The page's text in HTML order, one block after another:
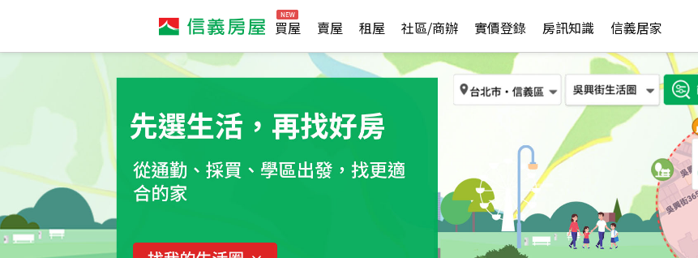
買屋 賣屋 租屋 社區/商辦 實價登錄 房訊知識 信義居家